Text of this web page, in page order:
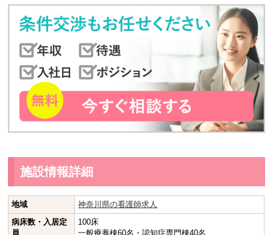
施設情報詳細
地域
神奈川県の看護師求人
病床数・入居定
員
100床
一般療養棟60名・認知症専門棟40名